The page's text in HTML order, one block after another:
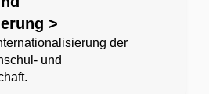
>
der
und